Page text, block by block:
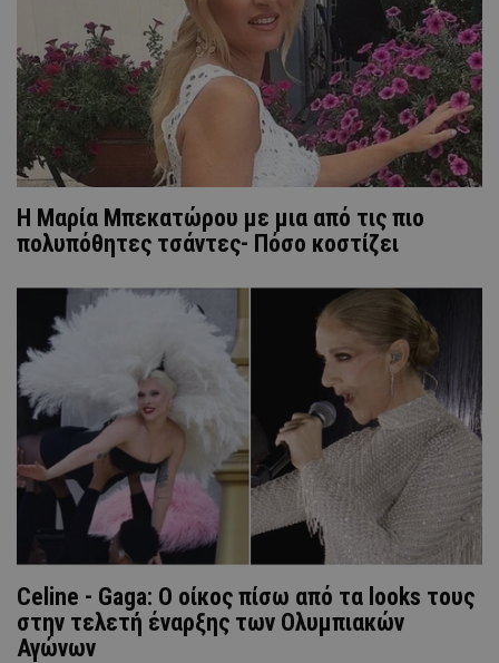
Η Μαρία Μπεκατώρου με μια από τις πιο
πολυπόθητες τσάντες- Πόσο κοστίζει
Celine - Gaga: Ο οίκος πίσω από τα looks τους
στην τελετή έναρξης των Ολυμπιακών
Αγώνων